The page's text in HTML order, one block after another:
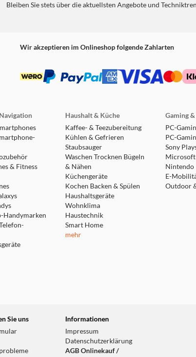
Bleiben Sie stets über die aktuellsten Angebote und
Wir akzeptieren im Onlineshop folgende Zahlarten
& Fitness
Handymarken
Haushalt & Küche
Kaffee- & Teezubereitung
Kühlen & Gefrieren
Staubsauger
Waschen Trocknen Bügeln
& Nähen
Küchengeräte
Kochen Backen & Spülen
Haushaltsgeräte
Wohnklima
Haustechnik
Smart Home
mehr
Gaming
PC-
PC-
Sony
Microsoft
Nintendo
E-
Outdoor
Sie uns
Informationen
Impressum
Datenschutzerklärung
AGB Onlinekauf /